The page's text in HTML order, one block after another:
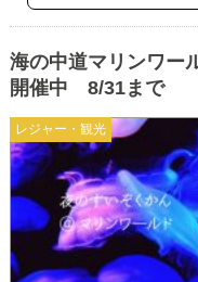
レジャー・観光
海の中道マリンワー
開催中 8/31まで